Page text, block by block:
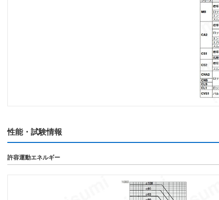
性能・試験情報
許容運動エネルギー